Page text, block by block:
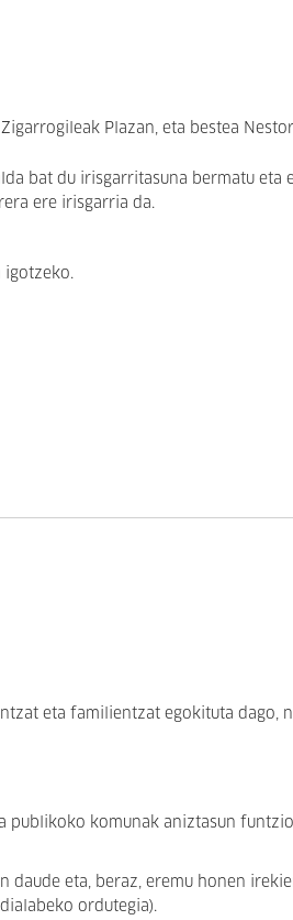
Plazan, eta bestea
bat du irisgarritasuna bermatu eta
ere irisgarria da.
igotzeko.
eta familientzat egokituta dago,
publikoko komunak aniztasun
daude eta, beraz, eremu honen
ordutegia).